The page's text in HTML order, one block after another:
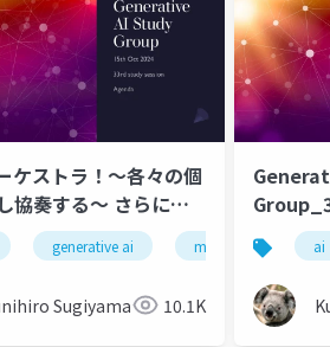
ケストラ！～各々の個
協奏する～ さらに深
新事例と活用法
generative ai machine learning
Sugiyama 10.1K
ai